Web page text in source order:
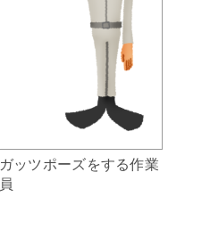
ガッツポーズをする作業
員